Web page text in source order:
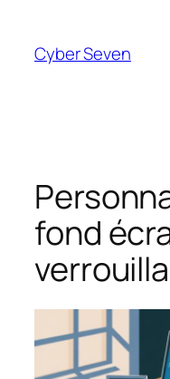
contenu
Cyber Seven
fond